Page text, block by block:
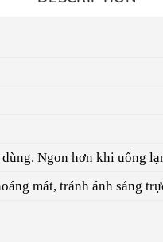
Ngon hơn khi uống
mát, tránh ánh sáng